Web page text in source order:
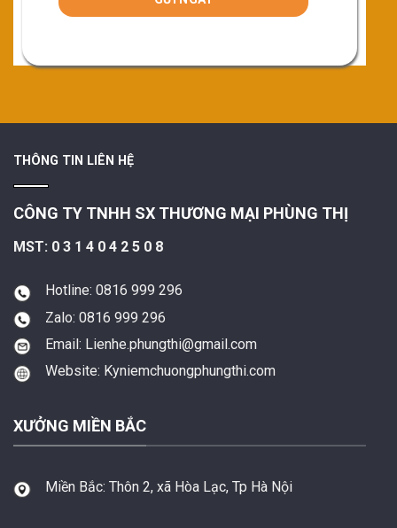
THÔNG TIN LIÊN HỆ
CÔNG TY TNHH SX THƯƠNG MẠI PHÙNG THỊ
MST: 0 3 1 4 0 4 2 5 0 8
Hotline: 0816 999 296
Zalo: 0816 999 296
Email: Lienhe.phungthi@gmail.com
Website: Kyniemchuongphungthi.com
XƯỞNG MIỀN BẮC
Miền Bắc: Thôn 2, xã Hòa Lạc, Tp Hà Nội